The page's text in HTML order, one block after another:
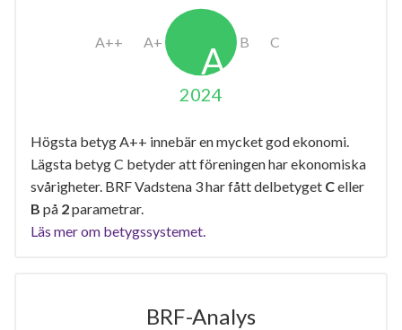
2024
Högsta betyg A++ innebär en mycket god ekonomi.
Lägsta betyg C betyder att föreningen har ekonomiska
svårigheter. BRF Vadstena 3 har fått delbetyget Celler
B på 2parametrar.
Läs mer om betygssystemet.
BRF-Analys